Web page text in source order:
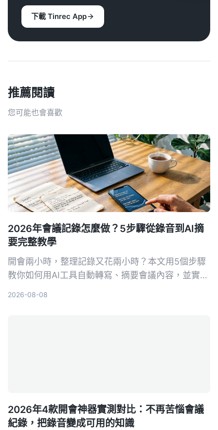
下載 Tinrec App
推薦閱讀
您可能也會喜歡
2026年會議記錄怎麼做？5步驟從錄音到AI摘
要完整教學
開會兩小時，整理記錄又花兩小時？本文用5個步驟
教你如何用AI工具自動轉寫、摘要會議內容，並實測
2026-08-08
2026年4款開會神器實測對比：不再苦惱會議
紀錄，把錄音變成可用的知識